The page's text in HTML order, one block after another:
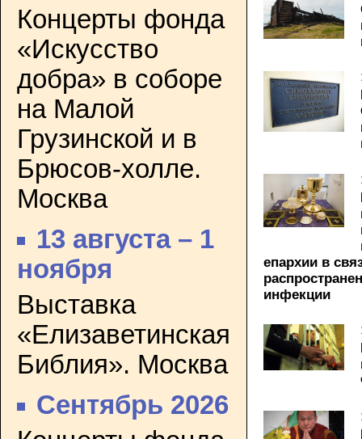
Концерты фонда
«Искусство
добра» в соборе
на Малой
Грузинской и в
Брюсов-холле.
Москва
13 августа – 1
ноября
Выставка
«Елизаветинская
Библия». Москва
Сентябрь 2026
епархии в
инфекции